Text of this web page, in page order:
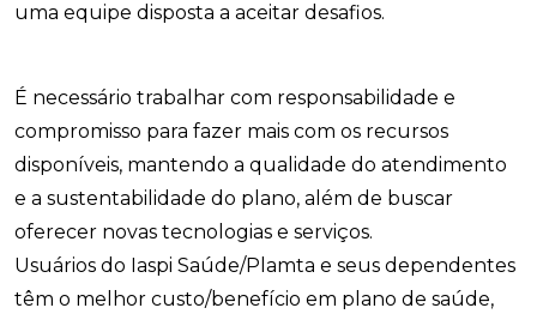
uma equipe disposta a aceitar desafios.
É necessário trabalhar com responsabilidade e
compromisso para fazer mais com os recursos
disponíveis, mantendo a qualidade do atendimento
e a sustentabilidade do plano, além de buscar
oferecer novas tecnologias e serviços.
Usuários do Iaspi Saúde/Plamta e seus dependentes
têm o melhor custo/benefício em plano de saúde,